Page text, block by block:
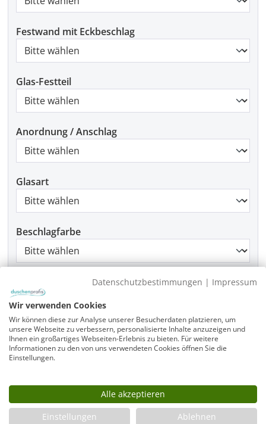
Festwand mit Eckbeschlag
Glas-Festteil
Anordnung / Anschlag
Glasart
Beschlagfarbe
Produkt Anzahl: Gib den gewünschten
In den Warenkorb
Fragen zum Artikel
Datenschutzbestimmungen | Impressum
Wir verwenden Cookies
Wir können diese zur Analyse unserer Besucherdaten platzieren, um
unsere Webseite zu verbessern, personalisierte Inhalte anzuzeigen und
Ihnen ein großartiges Webseiten-Erlebnis zu bieten. Für weitere
Informationen zu den von uns verwendeten Cookies öffnen Sie die
Einstellungen.
Alle akzeptieren
Einstellungen
Ablehnen